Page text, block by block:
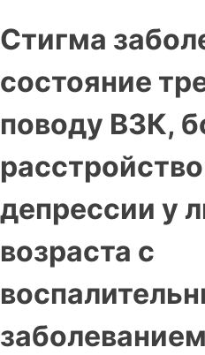
Стигма
состояние
поводу ВЗК,
депрессии у
возраста с